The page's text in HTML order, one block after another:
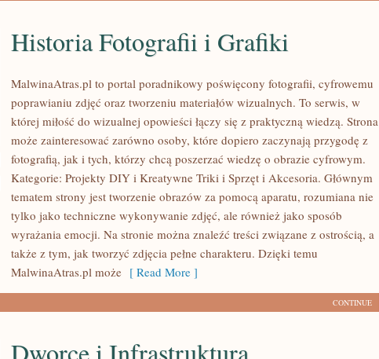
HISTORIA
FOTOGRAFII
GRAFIKI
Historia Fotografii i Grafiki
MalwinaAtras.pl to portal poradnikowy poświęcony fotografii, cyfrowemu
poprawianiu zdjęć oraz tworzeniu materiałów wizualnych. To serwis, w
której miłość do wizualnej opowieści łączy się z praktyczną wiedzą. Strona
może zainteresować zarówno osoby, które dopiero zaczynają przygodę z
fotografią, jak i tych, którzy chcą poszerzać wiedzę o obrazie cyfrowym.
Kategorie: Projekty DIY i Kreatywne Triki i Sprzęt i Akcesoria. Głównym
tematem strony jest tworzenie obrazów za pomocą aparatu, rozumiana nie
tylko jako techniczne wykonywanie zdjęć, ale również jako sposób
wyrażania emocji. Na stronie można znaleźć treści związane z ostrością, a
także z tym, jak tworzyć zdjęcia pełne charakteru. Dzięki temu
MalwinaAtras.pl może [ Read More ]
CONTINUE